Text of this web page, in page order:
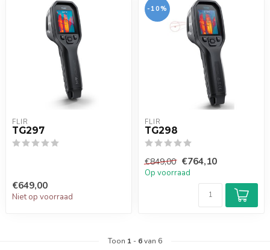
FLIR
TG297
€649,00
Niet op voorraad
-10%
FLIR
TG298
€849,00 €764,10
Op voorraad
Toon 1 - 6van 6